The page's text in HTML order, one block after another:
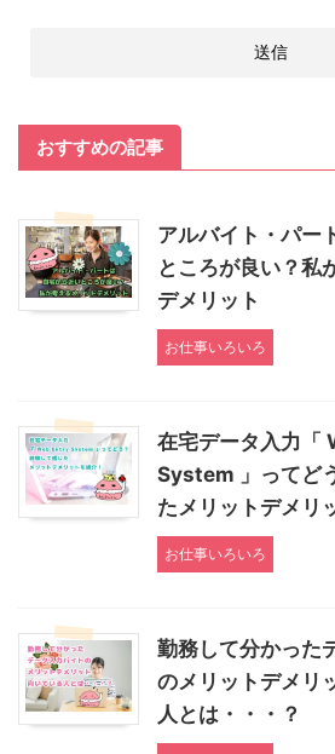
おすすめの記事
アルバイト・パー
ところが良い？私
デメリット
お仕事いろいろ
在宅データ入力「
System 」ってど
たメリットデメリ
お仕事いろいろ
勤務して分かった
のメリットデメリ
人とは・・・？